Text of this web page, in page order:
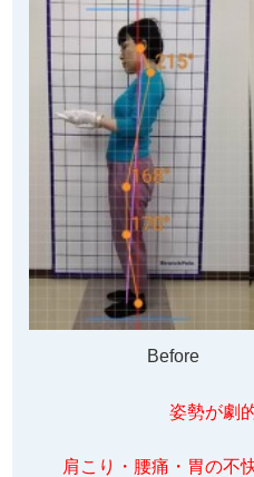
姿勢が劇
肩こり・腰痛・胃の不